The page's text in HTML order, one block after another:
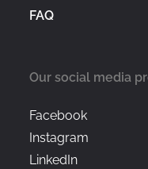
FAQ
Our social media
Facebook
Instagram
LinkedIn